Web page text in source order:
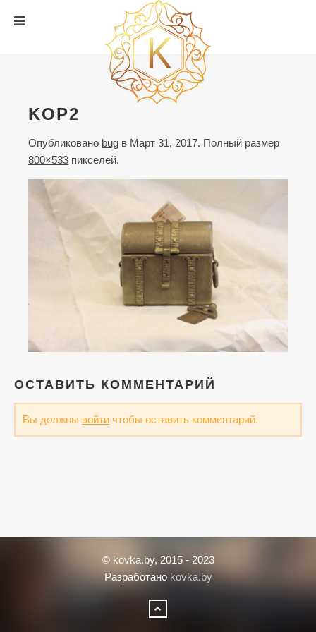
KOP2
Опубликовано bug в Март 31, 2017. Полный размер
800×533 пикселей.
ОСТАВИТЬ КОММЕНТАРИЙ
Вы должны войти чтобы оставить комментарий.
© kovka.by, 2015 - 2023
Разработано kovka.by